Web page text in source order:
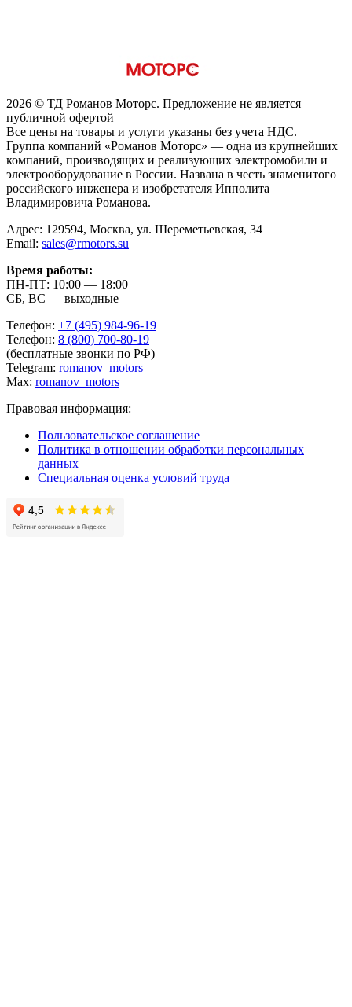
2026 © ТД Романов Моторс. Предложение не является
публичной офертой
Все цены на товары и услуги указаны без учета НДС.
Группа компаний «Романов Моторс» — одна из крупнейших
компаний, производящих и реализующих электромобили и
электрооборудование в России. Названа в честь знаменитого
российского инженера и изобретателя Ипполита
Владимировича Романова.
Адрес: 129594, Москва, ул. Шереметьевская, 34
Email: sales@rmotors.su
Время работы:
ПН-ПТ: 10:00 — 18:00
СБ, ВС — выходные
Телефон: +7 (495) 984-96-19
Телефон: 8 (800) 700-80-19
(бесплатные звонки по РФ)
Telegram: romanov_motors
Max: romanov_motors
Правовая информация:
Пользовательское соглашение
Политика в отношении обработки персональных
данных
Специальная оценка условий труда